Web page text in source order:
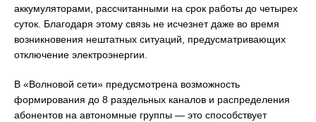
аккумуляторами, рассчитанными на срок работы до четырех
суток. Благодаря этому связь не исчезнет даже во время
возникновения нештатных ситуаций, предусматривающих
отключение электроэнергии.
В «Волновой сети» предусмотрена возможность
формирования до 8 раздельных каналов и распределения
абонентов на автономные группы — это способствует